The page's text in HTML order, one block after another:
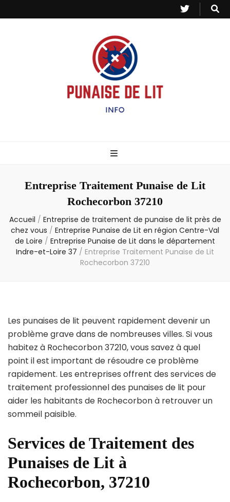
– Info
Entreprise Traitement Punaise de Lit
Rochecorbon 37210
Accueil / Entreprise de traitement de punaise de lit près de
chez vous / Entreprise Punaise de Lit en région Centre-Val
de Loire / Entreprise Punaise de Lit dans le département
Indre-et-Loire 37 / Entreprise Traitement Punaise de Lit
Rochecorbon 37210
Les punaises de lit peuvent rapidement devenir un
problème grave dans de nombreuses villes. Si vous
habitez à Rochecorbon 37210, vous savez à quel
point il est important de résoudre ce problème
rapidement. Les entreprises offrent des services de
traitement professionnel des punaises de lit pour
aider les habitants de Rochecorbon à retrouver un
sommeil paisible.
Services de Traitement des
Punaises de Lit à
Rochecorbon, 37210